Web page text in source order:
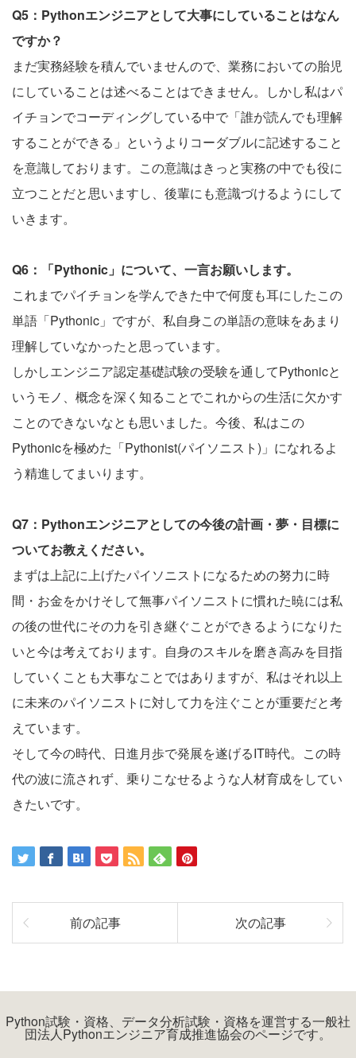
Q5：Pythonエンジニアとして大事にしていることはなん
ですか？
まだ実務経験を積んでいませんので、業務においての胎児
にしていることは述べることはできません。しかし私はパ
イチョンでコーディングしている中で「誰が読んでも理解
することができる」というよりコーダブルに記述すること
を意識しております。この意識はきっと実務の中でも役に
立つことだと思いますし、後輩にも意識づけるようにして
いきます。
Q6：「Pythonic」について、一言お願いします。
これまでパイチョンを学んできた中で何度も耳にしたこの
単語「Pythonic」ですが、私自身この単語の意味をあまり
理解していなかったと思っています。
しかしエンジニア認定基礎試験の受験を通してPythonicと
いうモノ、概念を深く知ることでこれからの生活に欠かす
ことのできないなとも思いました。今後、私はこの
Pythonicを極めた「Pythonist(パイソニスト)」になれるよ
う精進してまいります。
Q7：Pythonエンジニアとしての今後の計画・夢・目標に
ついてお教えください。
まずは上記に上げたパイソニストになるための努力に時
間・お金をかけそして無事パイソニストに慣れた暁には私
の後の世代にその力を引き継ぐことができるようになりた
いと今は考えております。自身のスキルを磨き高みを目指
していくことも大事なことではありますが、私はそれ以上
に未来のパイソニストに対して力を注ぐことが重要だと考
えています。
そして今の時代、日進月歩で発展を遂げるIT時代。この時
代の波に流されず、乗りこなせるような人材育成をしてい
きたいです。
前の記事 次の記事
Python試験・資格、データ分析試験・資格を運営する一般社
団法人Pythonエンジニア育成推進協会のページです。